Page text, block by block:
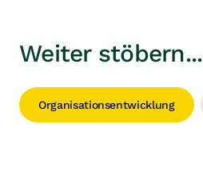
Weiter stöbern...
Organisationsentwicklung